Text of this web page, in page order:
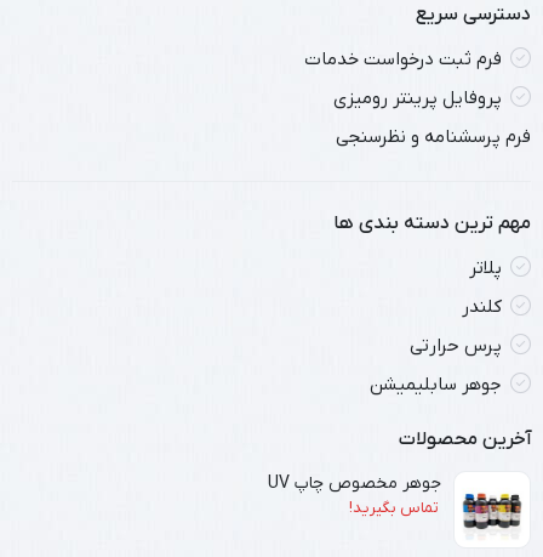
دسترسی سریع
فرم ثبت درخواست خدمات
پروفایل پرینتر رومیزی
فرم پرسشنامه و نظرسنجی
مهم ترین دسته بندی ها
پلاتر
کلندر
پرس حرارتی
جوهر سابلیمیشن
آخرین محصولات
جوهر مخصوص چاپ UV
تماس بگیرید!